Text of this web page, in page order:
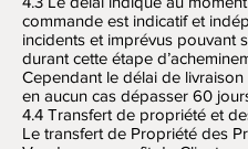
commande est indicatif et
incidents et imprévus pouvant
durant cette étape
Cependant le délai de
en aucun cas dépasser 60
4.4 Transfert de propriété et
Le transfert de Propriété des